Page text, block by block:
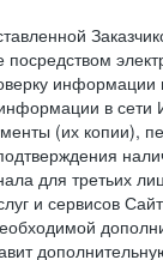
информации
в
(их копии),
для третьих
и сервисов